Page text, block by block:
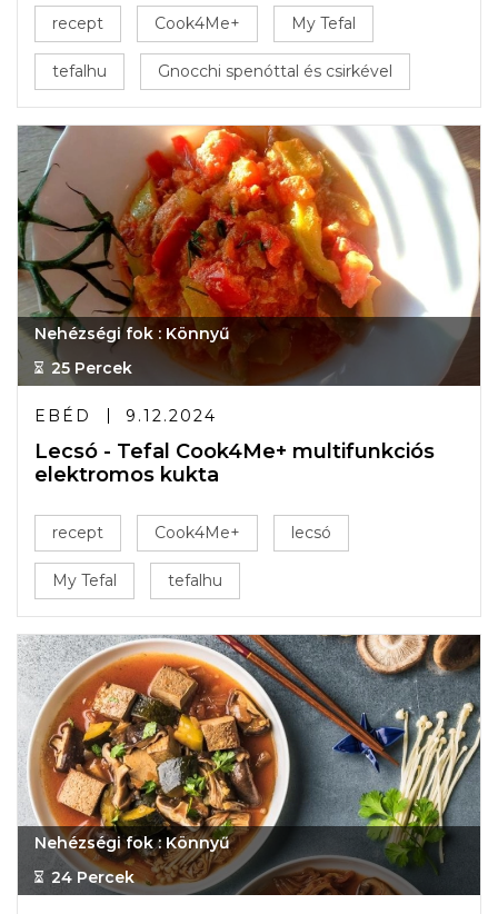
recept Cook4Me+ My Tefal
tefalhu Gnocchi spenóttal és csirkével
Nehézségi fok : Könnyű
25 Percek
EBÉD 9.12.2024
Lecsó - Tefal Cook4Me+ multifunkciós
elektromos kukta
recept Cook4Me+ lecsó
My Tefal tefalhu
Nehézségi fok : Könnyű
24 Percek